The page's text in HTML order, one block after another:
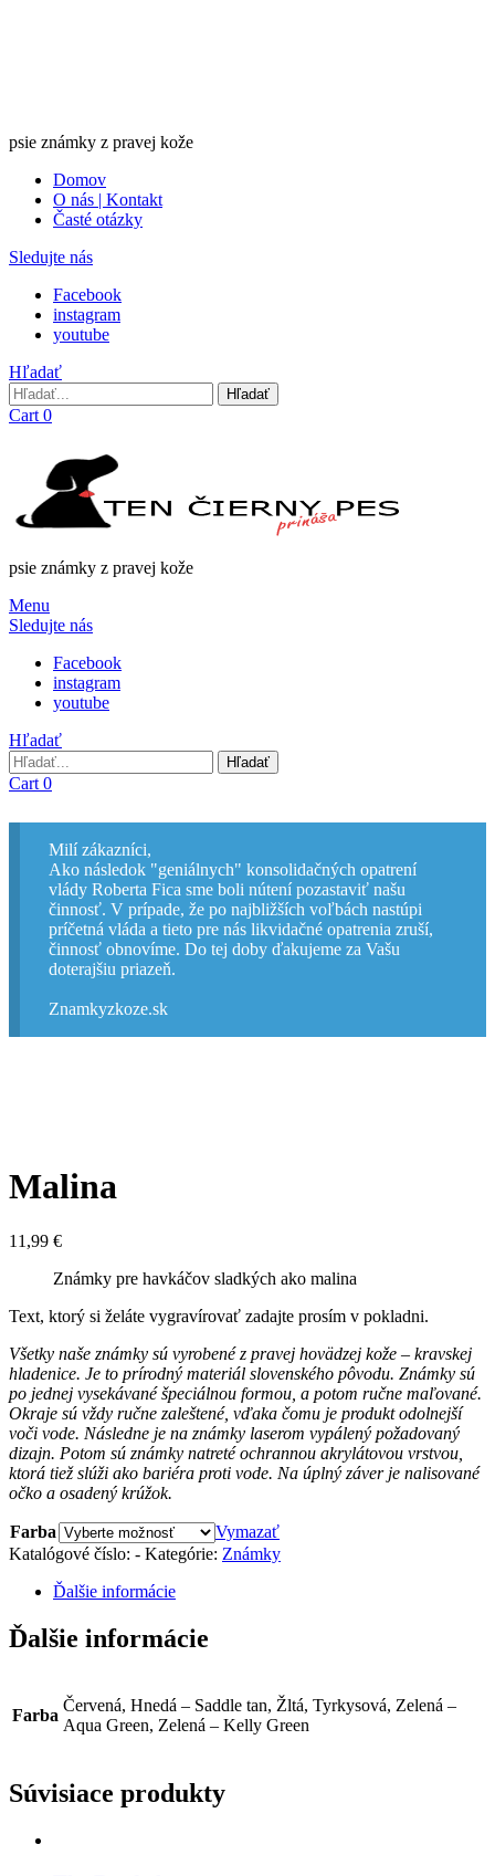
psie známky z pravej kože
Domov
O nás | Kontakt
Časté otázky
Sledujte nás
Facebook
instagram
youtube
Hľadať
Hľadať
Hľadať
Cart 0
psie známky z pravej kože
Menu
Sledujte nás
Facebook
instagram
youtube
Hľadať
Hľadať
Hľadať
Cart 0
Milí zákazníci,
Ako následok "geniálnych" konsolidačných opatrení
vlády Roberta Fica sme boli nútení pozastaviť našu
činnosť. V prípade, že po najbližších voľbách nastúpi
príčetná vláda a tieto pre nás likvidačné opatrenia zruší,
činnosť obnovíme. Do tej doby ďakujeme za Vašu
doterajšiu priazeň.
Znamkyzkoze.sk
Malina
11,99 €
Známky pre havkáčov sladkých ako malina
Text, ktorý si želáte vygravírovať zadajte prosím v pokladni.
Všetky naše známky sú vyrobené z pravej hovädzej kože – kravskej
hladenice. Je to prírodný materiál slovenského pôvodu. Známky sú
po jednej vysekávané špeciálnou formou, a potom ručne maľované.
Okraje sú vždy ručne zaleštené, vďaka čomu je produkt odolnejší
voči vode. Následne je na známky laserom vypálený požadovaný
dizajn. Potom sú známky natreté ochrannou akrylátovou vrstvou,
ktorá tiež slúži ako bariéra proti vode. Na úplný záver je nalisované
očko a osadený krúžok.
Farba
Vymazať
Katalógové číslo: - Kategórie: Známky
Ďalšie informácie
Ďalšie informácie
Farba
Červená, Hnedá – Saddle tan, Žltá, Tyrkysová, Zelená –
Aqua Green, Zelená – Kelly Green
Súvisiace produkty